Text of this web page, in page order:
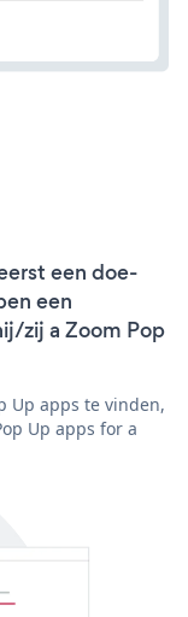
een doe-
een
zij a Zoom Pop
Up apps te vinden,
Up apps for a